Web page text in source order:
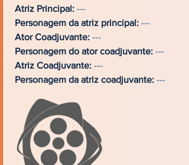
Atriz Principal: ---
Personagem da atriz principal: ---
Ator Coadjuvante: ---
Personagem do ator coadjuvante: ---
Atriz Coadjuvante: ---
Personagem da atriz coadjuvante: ---